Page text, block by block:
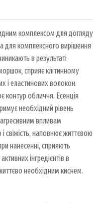
комплексом для догляду
для комплексного вирішення
в результаті
сприяє клітинному
і еластинових волокон.
контур обличчя. Есенція
необхідний рівень
впливам
свіжість, наповнює життєвою
нанесенні, сприяють
інгредієнтів в
необхідним киснем.